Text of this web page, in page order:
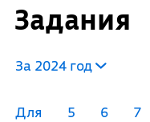
Задания
За 2024 год
Для 5 6 7